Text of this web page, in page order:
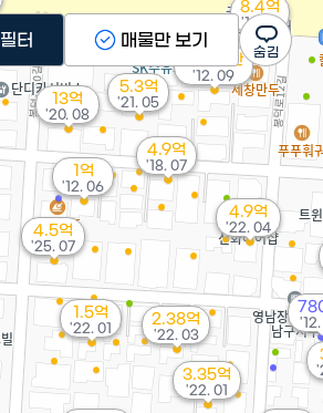
4.5억
'25. 07
4.9억
'22. 04
2.38억
'22. 03
1.5억
'22. 01
3.35억
'22. 01
5.3억
'21. 05
13억
'20. 08
8.4억
'19. 12
4.9억
'18. 07
9,000만
'12. 09
1억
'12. 06
필터 매물만 보기